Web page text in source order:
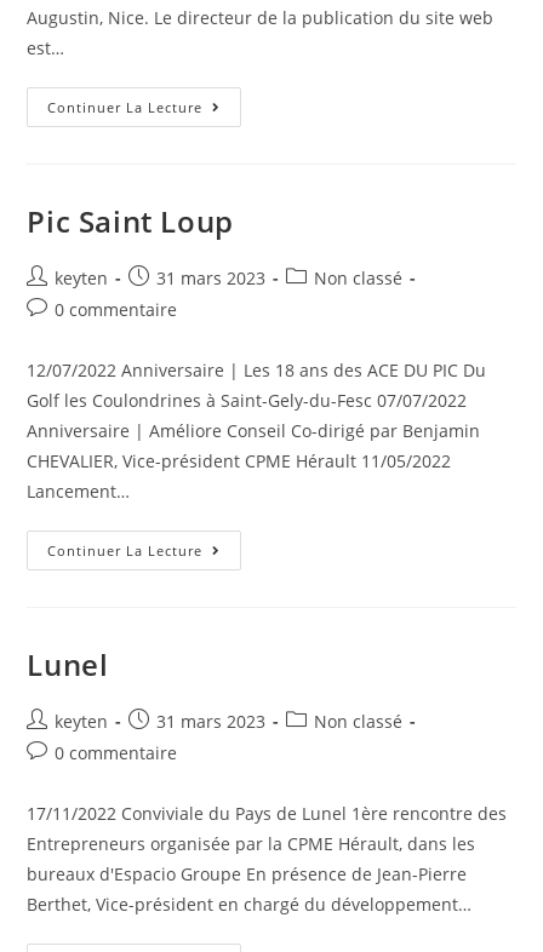
Augustin, Nice. Le directeur de la publication du site web
est…
Continuer La Lecture
Pic Saint Loup
keyten 31 mars 2023
Non classé
0 commentaire
12/07/2022 Anniversaire | Les 18 ans des ACE DU PIC Du
Golf les Coulondrines à Saint-Gely-du-Fesc 07/07/2022
Anniversaire | Améliore Conseil Co-dirigé par Benjamin
CHEVALIER, Vice-président CPME Hérault 11/05/2022
Lancement…
Continuer La Lecture
Lunel
keyten 31 mars 2023
Non classé
0 commentaire
17/11/2022 Conviviale du Pays de Lunel 1ère rencontre des
Entrepreneurs organisée par la CPME Hérault, dans les
bureaux d'Espacio Groupe En présence de Jean-Pierre
Berthet, Vice-président en chargé du développement…